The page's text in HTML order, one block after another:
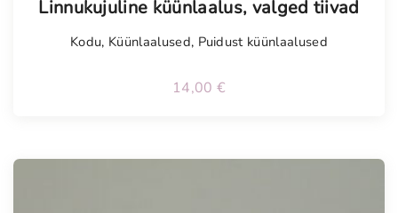
Linnukujuline küünlaalus, valged tiivad
Kodu, Küünlaalused, Puidust küünlaalused
14,00 €